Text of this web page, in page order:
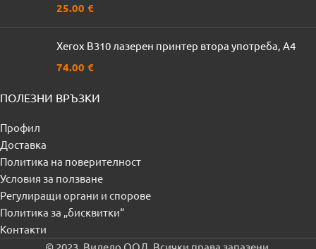
25.00 €
Xerox B310 лазерен принтер втора употреба, A4
74.00 €
ПОЛЕЗНИ ВРЪЗКИ
Профил
Доставка
Политика на поверителност
Условия за ползване
Регулиращи органи и спорове
Политика за „бисквитки“
Контакти